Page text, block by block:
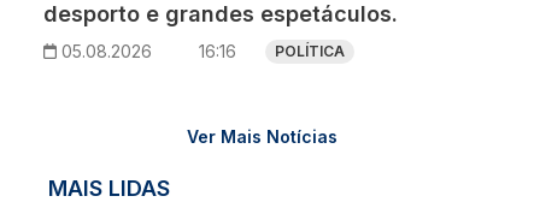
desporto e grandes espetáculos.
05.08.2026 16:16 POLÍTICA
Ver Mais Notícias
MAIS LIDAS